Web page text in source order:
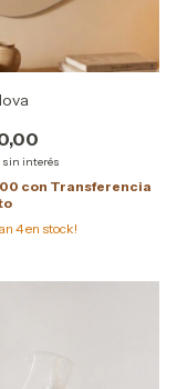
sin interés
con Transferencia
4en stock!